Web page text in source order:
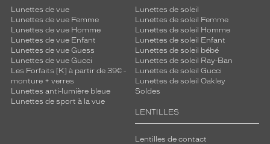
Lunettes de vue
Lunettes de vue Femme
Lunettes de vue Homme
Lunettes de vue Enfant
Lunettes de vue Guess
Lunettes de vue Gucci
Les Forfaits [K] à partir de 39€ -
monture + verres
Lunettes anti-lumière bleue
Lunettes de sport à la vue
Lunettes de soleil
Lunettes de soleil Femme
Lunettes de soleil Homme
Lunettes de soleil Enfant
Lunettes de soleil bébé
Lunettes de soleil Ray-Ban
Lunettes de soleil Gucci
Lunettes de soleil Oakley
Soldes
LENTILLES
Lentilles de contact